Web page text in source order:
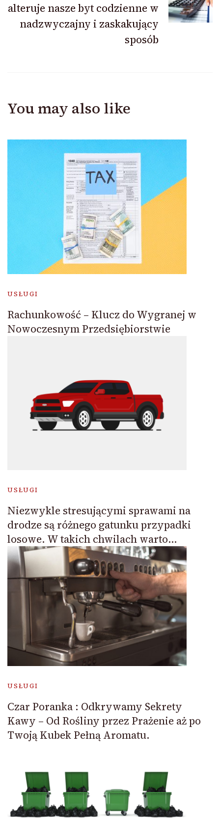
alteruje nasze byt codzienne w
nadzwyczajny i zaskakujący
sposób
You may also like
USŁUGI
Rachunkowość – Klucz do Wygranej w
Nowoczesnym Przedsiębiorstwie
USŁUGI
Niezwykle stresującymi sprawami na
drodze są różnego gatunku przypadki
losowe. W takich chwilach warto…
USŁUGI
Czar Poranka : Odkrywamy Sekrety
Kawy – Od Rośliny przez Prażenie aż po
Twoją Kubek Pełną Aromatu.